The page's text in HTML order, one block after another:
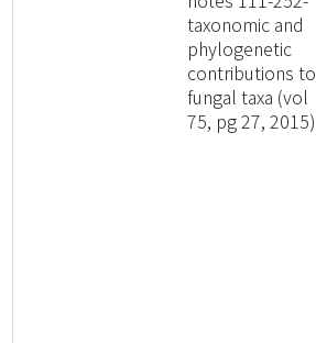
taxonomic and
phylogenetic
contributions to
fungal taxa (vol
75, pg 27, 2015)